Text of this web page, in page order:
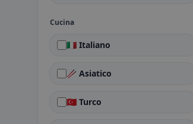
Cucina
🇮🇹 Italiano
🥢 Asiatico
🇹🇷 Turco